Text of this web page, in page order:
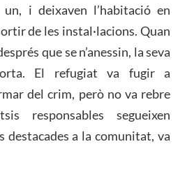
i deixaven l’habitació en
de les instal·lacions. Quan
que se n’anessin, la seva
El refugiat va fugir a
del crim, però no va rebre
responsables segueixen
destacades a la comunitat, va